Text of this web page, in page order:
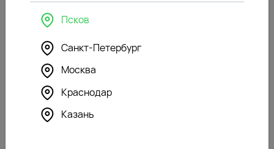
под атласную ленту
4290₽
Ароматные букеты цветов — отличный вариант для
тех, кто ценит красоту, индивидуальность и свежесть
живых цветочных композиций. Цветы из этой
подборки смотрятся эффектно и подчеркнут
настроение любого праздника или особого момента.
Псков
Санкт-Петербург
Москва
Краснодар
Казань